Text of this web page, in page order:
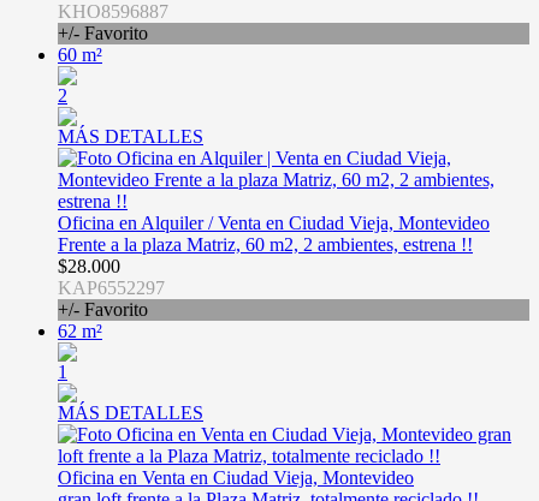
KHO8596887
+/- Favorito
60 m²
2
MÁS DETALLES
Oficina en Alquiler / Venta en Ciudad Vieja, Montevideo
Frente a la plaza Matriz, 60 m2, 2 ambientes, estrena !!
$28.000
KAP6552297
+/- Favorito
62 m²
1
MÁS DETALLES
Oficina en Venta en Ciudad Vieja, Montevideo